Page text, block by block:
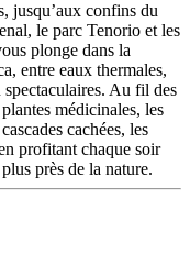
jusqu’aux confins du
le parc Tenorio et les
plonge dans la
entre eaux thermales,
spectaculaires. Au fil des
médicinales, les
cachées, les
profitant chaque soir
près de la nature.